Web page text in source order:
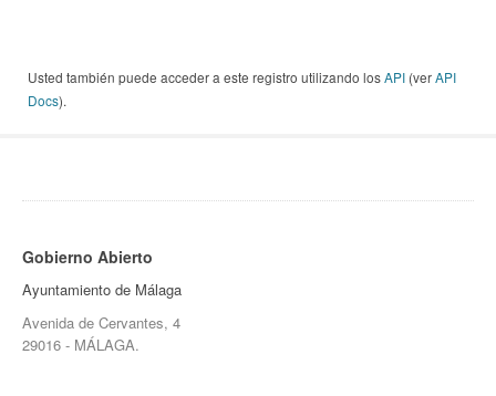
Usted también puede acceder a este registro utilizando losAPI (verAPI
Docs).
Gobierno Abierto
Ayuntamiento de Málaga
Avenida de Cervantes, 4
29016 - MÁLAGA.